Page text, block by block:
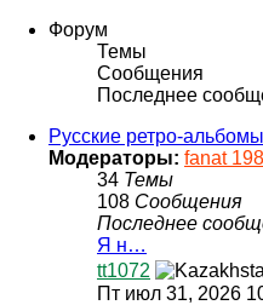
Форум
Темы
Сообщения
Последнее
Русские ретро-альбомы
Модераторы: fanat
34 Темы
108 Сообщения
Последнее
Я н…
tt1072
Пт июл 31, 2026